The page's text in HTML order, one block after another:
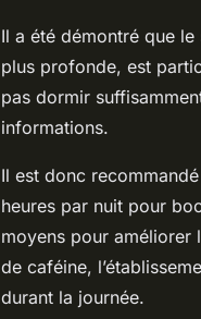
Il a été démontré que
plus profonde, est
pas dormir
informations.
Il est donc
heures par nuit pour
moyens pour améliorer
de caféine,
durant la journée.